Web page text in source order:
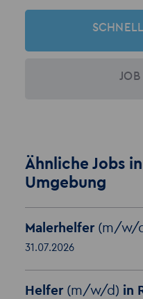
JOB
Ähnliche Jobs
Umgebung
Malerhelfer (m/w/
31.07.2026
Helfer (m/w/d) in